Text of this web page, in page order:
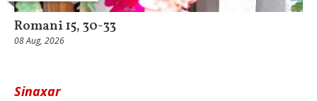
Romani 15, 30-33
08 Aug, 2026
Sinaxar